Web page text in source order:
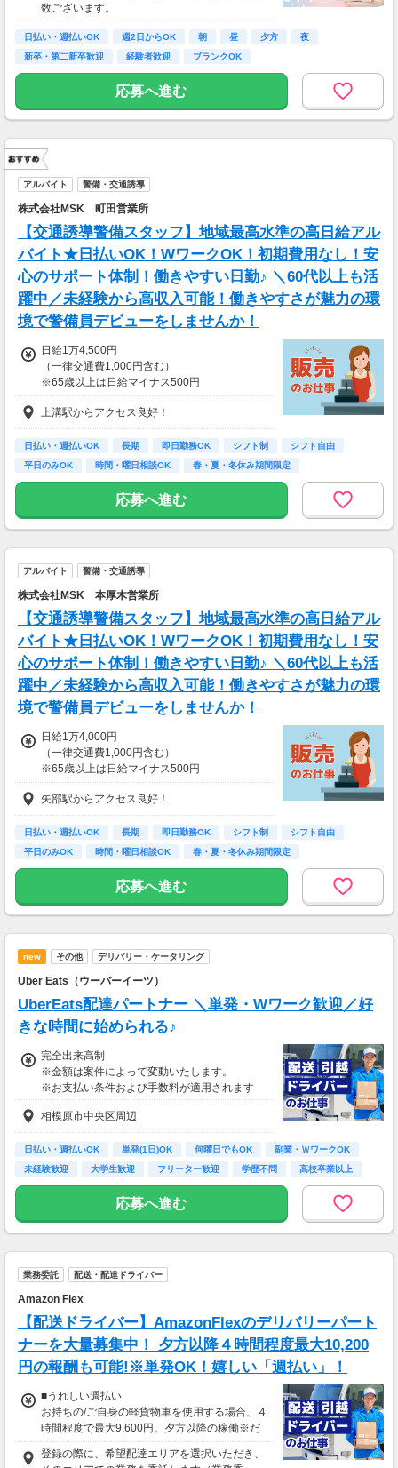
数ございます。
日払い・週払いOK 週2日からOK 朝 昼 夕方
夜
新卒・第二新卒歓迎
経験者歓迎 ブランクOK
応募へ進む
アルバイト 警備・交通誘導
株式会社MSK 町田営業所
【交通誘導警備スタッフ】地域最高水準の高日給アル
バイト★日払いOK！WワークOK！初期費用なし！安
心のサポート体制！働きやすい日勤♪ ＼60代以上も活
躍中／未経験から高収入可能！働きやすさが魅力の環
境で警備員デビューをしませんか！
日給1万4,500円
（一律交通費1,000円含む）
※65歳以上は日給マイナス500円
※70歳以上は日給マイナス2,00円
---
■交通誘導2級以上の資格をお持ちの方は
日給1万4,500円
※65歳以上は日給マイナス500円
※70歳以上は日給マイナス1,000円
★交通誘導2級（以上）として従事した場合
■65歳～69歳迄では他の年代と同じ現場でも
安全面・体力面の考慮により比較的低負荷の業
70歳以降では低負荷業務や季節により
相談の上短時間勤務をすることもあるため
給与が上記になる場合がございます。
＜月収例＞
月収29万円可能
（日給1万4,500円×月20日勤務）
上溝駅からアクセス良好！
日払い・週払いOK 長期 即日勤務OK シフト制
シフト自由
平日のみOK
時間・曜日相談OK
春・夏・冬休み期間限定
副業・ＷワークOK
応募へ進む
アルバイト 警備・交通誘導
株式会社MSK 本厚木営業所
【交通誘導警備スタッフ】地域最高水準の高日給アル
バイト★日払いOK！WワークOK！初期費用なし！安
心のサポート体制！働きやすい日勤♪ ＼60代以上も活
躍中／未経験から高収入可能！働きやすさが魅力の環
境で警備員デビューをしませんか！
日給1万4,000円
（一律交通費1,000円含む）
※65歳以上は日給マイナス500円
※70歳以上は日給マイナス2,000円
---
■交通誘導2級以上の資格をお持ちの方は
日給1万4,000円
※65歳以上は日給マイナス500円
※70歳以上は日給マイナス1,000円
★交通誘導2級（以上）として従事した場合
■65歳～69歳迄では他の年代と同じ現場でも
安全面・体力面の考慮により比較的低負荷の業
70歳以降では低負荷業務や季節により
相談の上短時間勤務をすることもあるため
＜月収例＞
月収28万円可能
（日給1万4,000円×月20日勤務）
矢部駅からアクセス良好！
日払い・週払いOK 長期 即日勤務OK シフト制
シフト自由
平日のみOK
時間・曜日相談OK
春・夏・冬休み期間限定
副業・ＷワークOK
応募へ進む
new その他 デリバリー・ケータリング
Uber Eats（ウーバーイーツ）
UberEats配達パートナー ＼単発・Wワーク歓迎／好
きな時間に始められる♪
完全出来高制
※金額は案件によって変動いたします。
※お支払い条件および手数料が適用されます
相模原市中央区周辺
日払い・週払いOK 単発(1日)OK 何曜日でもOK
副業・ＷワークOK
未経験歓迎
大学生歓迎 フリーター歓迎 学歴不問 高校卒業以上
応募へ進む
業務委託 配送・配達ドライバー
Amazon Flex
【配送ドライバー】AmazonFlexのデリバリーパート
ナーを大量募集中！ 夕方以降４時間程度最大10,200
円の報酬も可能!※単発OK！嬉しい「週払い」！
■うれしい週払い
お持ちの/ご自身の軽貨物車を使用する場合、４
時間程度で最大9,600円。夕方以降の稼働※だ
と４時間程度で最大10,200円の報酬が獲得可
能！給与ではなく、委託業務に応じた報酬をお
登録の際に、希望配達エリアを選択いただき、